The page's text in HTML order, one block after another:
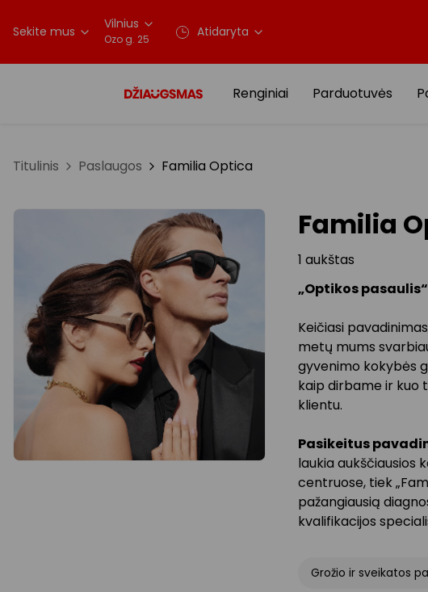
Sekite mus Vilnius
Ozo g. 25 Atidaryta
Renginiai Parduotuvės
Titulinis Paslaugos Familia Optica
Familia
1 aukštas
„Optikos
Keičiasi
metų mums
gyvenimo kokybės
kaip dirbame ir kuo
klientu.
Pasikeitus
laukia aukščiausios
centruose, tiek
pažangiausią
kvalifikacijos
Grožio ir sveikatos